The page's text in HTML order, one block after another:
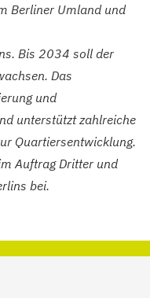
Berliner Umland und
Bis 2034 soll der
Das
und
unterstützt zahlreiche
Quartiersentwicklung.
Auftrag Dritter und
bei.